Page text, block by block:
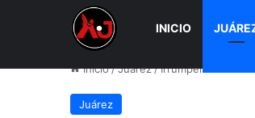
INICIO
Inicio/Juárez/Irrumpen
Juárez